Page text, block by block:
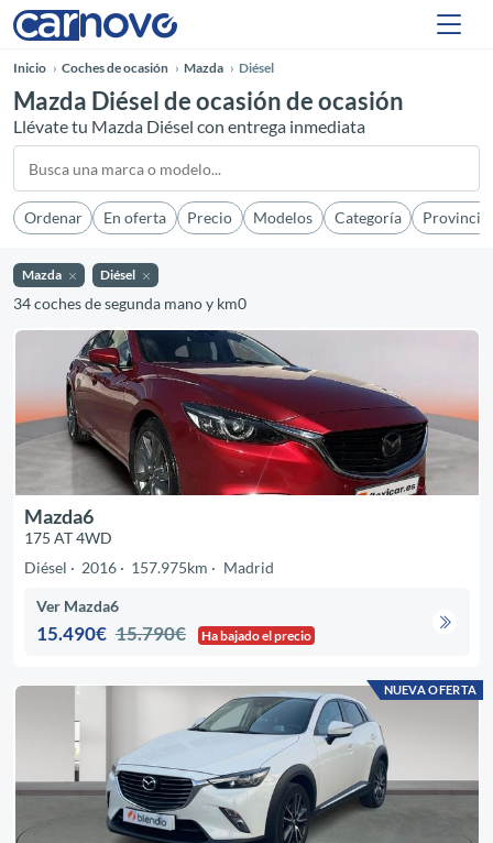
Inicio Coches de ocasión Mazda Diésel
Mazda Diésel de ocasión de ocasión
Llévate tu Mazda Diésel con entrega inmediata
Ordenar En oferta Precio Modelos Categoría Provincia
Mazda Diésel
34 coches de segunda mano y km0
Mazda6
175 AT 4WD
Diésel
2016 157.975km Madrid
Ver Mazda6
15.490€ 15.790€ Ha bajado el precio
NUEVA OFERTA